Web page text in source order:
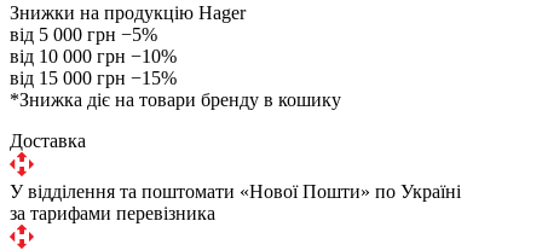
Знижки на продукцію Hager
від 5 000 грн −5%
від 10 000 грн −10%
від 15 000 грн −15%
*Знижка діє на товари бренду в кошику
Доставка
У відділення та поштомати «Нової Пошти» по Україні
за тарифами перевізника